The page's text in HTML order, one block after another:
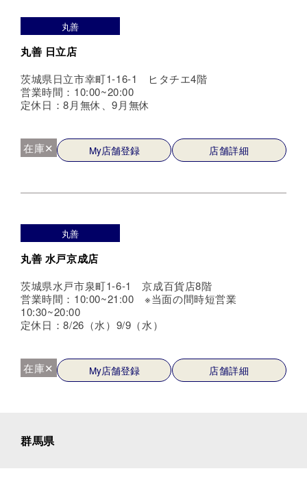
丸善
丸善 日立店
茨城県日立市幸町1-16-1 ヒタチエ4階
営業時間：10:00~20:00
定休日：8月無休、9月無休
在庫✕ My店舗登録 店舗詳細
丸善
丸善 水戸京成店
茨城県水戸市泉町1-6-1 京成百貨店8階
営業時間：10:00~21:00 ※当面の間時短営業
10:30~20:00
定休日：8/26（水）9/9（水）
在庫✕ My店舗登録 店舗詳細
群馬県